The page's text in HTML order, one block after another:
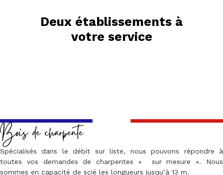
Deux établissements à
votre service
Bois de charpente
Spécialisés dans le débit sur liste, nous pouvons répondre à
toutes vos demandes de charpentes « sur mesure ». Nous
sommes en capacité de scié les longueurs jusqu’à 13 m.